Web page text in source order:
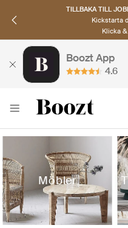
UPPTÄCK
Hitta dina
Klicka
Boozt App
4.6
Möbler